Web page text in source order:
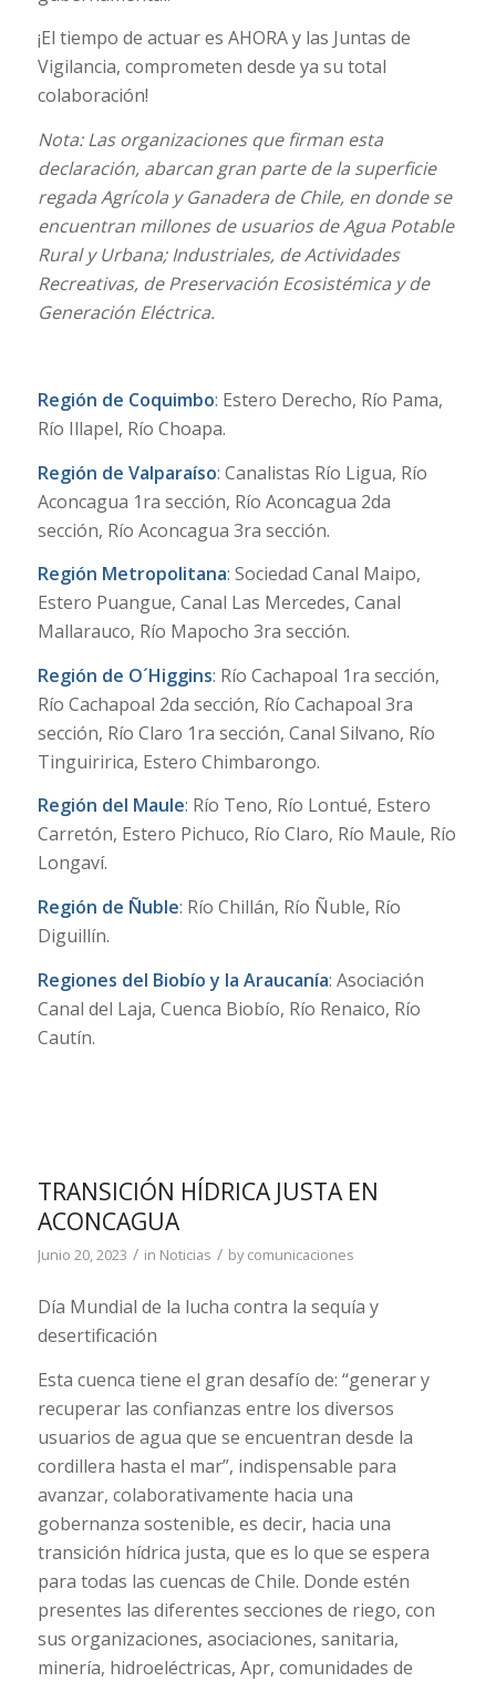
¡El tiempo de actuar es AHORA y las Juntas de
Vigilancia, comprometen desde ya su total
colaboración!
Nota: Las organizaciones que firman esta
declaración, abarcan gran parte de la superficie
regada Agrícola y Ganadera de Chile, en donde se
encuentran millones de usuarios de Agua Potable
Rural y Urbana; Industriales, de Actividades
Recreativas, de Preservación Ecosistémica y de
Generación Eléctrica.
Región de Coquimbo: Estero Derecho, Río Pama,
Río Illapel, Río Choapa.
Región de Valparaíso: Canalistas Río Ligua, Río
Aconcagua 1ra sección, Río Aconcagua 2da
sección, Río Aconcagua 3ra sección.
Región Metropolitana: Sociedad Canal Maipo,
Estero Puangue, Canal Las Mercedes, Canal
Mallarauco, Río Mapocho 3ra sección.
Región de O´Higgins: Río Cachapoal 1ra sección,
Río Cachapoal 2da sección, Río Cachapoal 3ra
sección, Río Claro 1ra sección, Canal Silvano, Río
Tinguiririca, Estero Chimbarongo.
Región del Maule: Río Teno, Río Lontué, Estero
Carretón, Estero Pichuco, Río Claro, Río Maule, Río
Longaví.
Región de Ñuble: Río Chillán, Río Ñuble, Río
Diguillín.
Regiones del Biobío y la Araucanía: Asociación
Canal del Laja, Cuenca Biobío, Río Renaico, Río
Cautín.
TRANSICIÓN HÍDRICA JUSTA EN
ACONCAGUA
Junio 20, 2023 / in Noticias / bycomunicaciones
Día Mundial de la lucha contra la sequía y
desertificación
Esta cuenca tiene el gran desafío de: “generar y
recuperar las confianzas entre los diversos
usuarios de agua que se encuentran desde la
cordillera hasta el mar”, indispensable para
avanzar, colaborativamente hacia una
gobernanza sostenible, es decir, hacia una
transición hídrica justa, que es lo que se espera
para todas las cuencas de Chile. Donde estén
presentes las diferentes secciones de riego, con
sus organizaciones, asociaciones, sanitaria,
minería, hidroeléctricas, Apr, comunidades de